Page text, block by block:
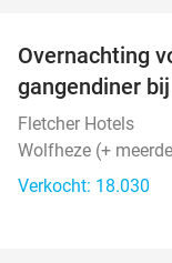
Overnachting
gangendiner
Fletcher Hotels
Wolfheze (+
Verkocht: 18.030